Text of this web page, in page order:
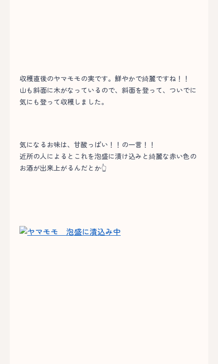
収穫直後のヤマモモの実です。鮮やかで綺麗ですね！！
山も斜面に木がなっているので、斜面を登って、ついでに
気にも登って収穫しました。
気になるお味は、甘酸っぱい！！の一言！！
近所の人によるとこれを泡盛に漬け込みと綺麗な赤い色の
お酒が出来上がるんだとか👆